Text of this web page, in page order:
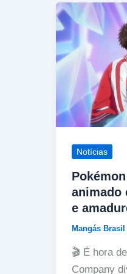
Notícias
animado
e
Mangás Brasil
🎬 É hora
Company